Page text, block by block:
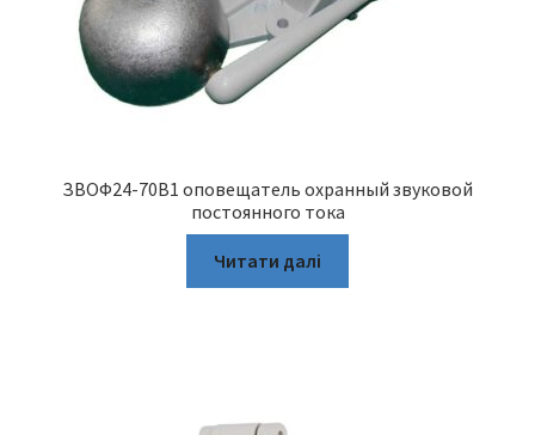
ЗВОФ24-70В1 оповещатель охранный звуковой
постоянного тока
Читати далі